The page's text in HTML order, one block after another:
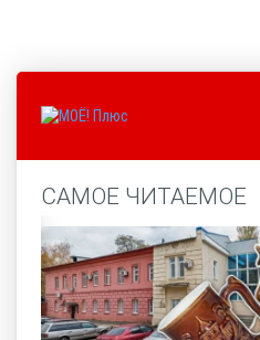
САМОЕ ЧИТАЕМОЕ